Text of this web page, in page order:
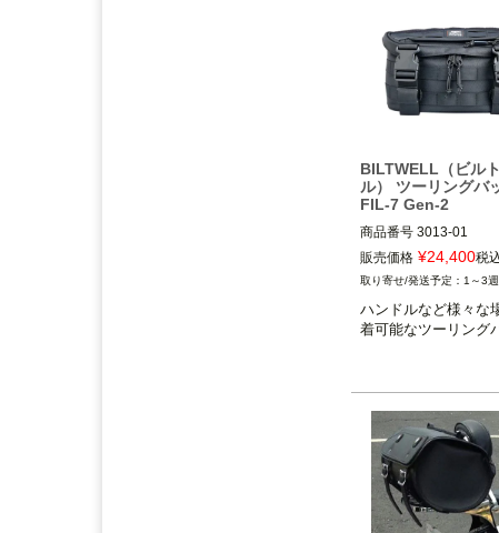
BILTWELL（ビル
ル） ツーリングバ
FIL-7 Gen-2
商品番号 3013-01
3OT：3515-0244
BILTWELL（ビルトウ
販売価格 ¥24,400税
1～3週
ハンドルなど様々な